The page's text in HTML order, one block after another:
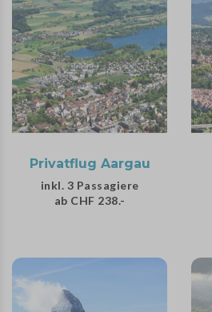
Privatflug Aargau
inkl. 3 Passagiere
ab CHF 238.-